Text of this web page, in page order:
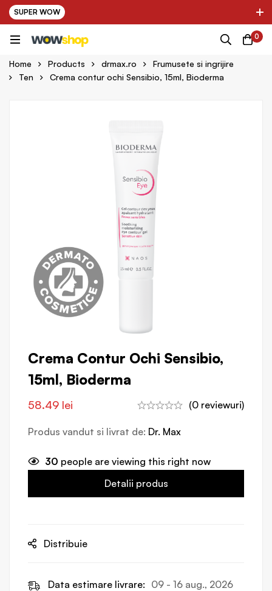
SUPER WOW
✌ Nou! Ultimii parteneri adaugati in platforma:
Farma ✌
0
Home Products drmax.ro
Frumusete si ingrijire
Ten
Crema contur ochi Sensibio, 15ml, Bioderma
Crema Contur Ochi Sensibio,
15ml, Bioderma
58.49 lei (0 reviewuri)
Produs vandut si livrat de: Dr. Max
30 people are viewing this right now
Detalii produs
Distribuie
Data estimare livrare: 09 - 16 aug., 2026